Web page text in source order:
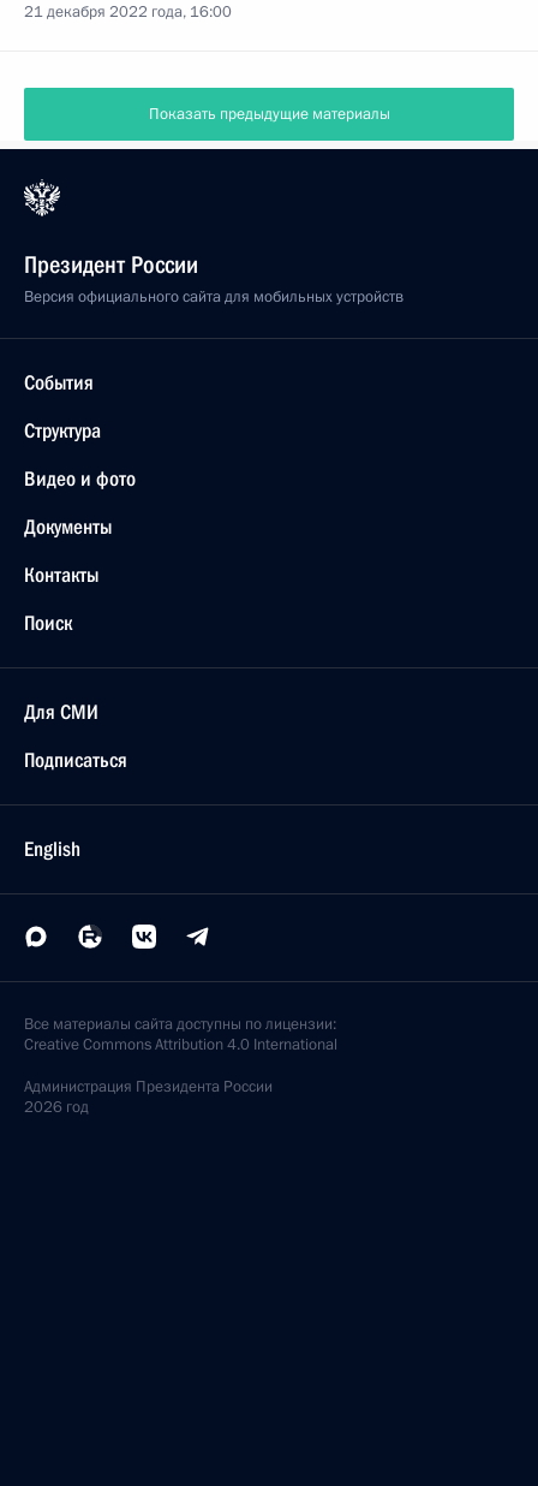
21 декабря 2022 года, 16:00
Показать предыдущие материалы
Президент России
Версия официального сайта для мобильных устройств
События
Структура
Видео и фото
Документы
Контакты
Поиск
Для СМИ
Подписаться
English
Все материалы сайта доступны по лицензии:
Creative Commons Attribution 4.0 International
Администрация Президента России
2026 год